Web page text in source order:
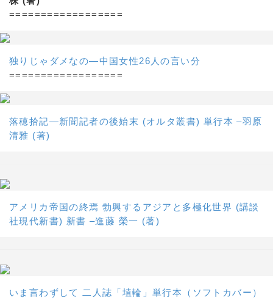
==================
独りじゃダメなの―中国女性26人の言い分
==================
落穂拾記―新聞記者の後始末 (オルタ叢書) 単行本 –羽原
清雅 (著)
アメリカ帝国の終焉 勃興するアジアと多極化世界 (講談
社現代新書) 新書 –進藤 榮一 (著)
いま言わずして 二人誌「埴輪」単行本（ソフトカバー）